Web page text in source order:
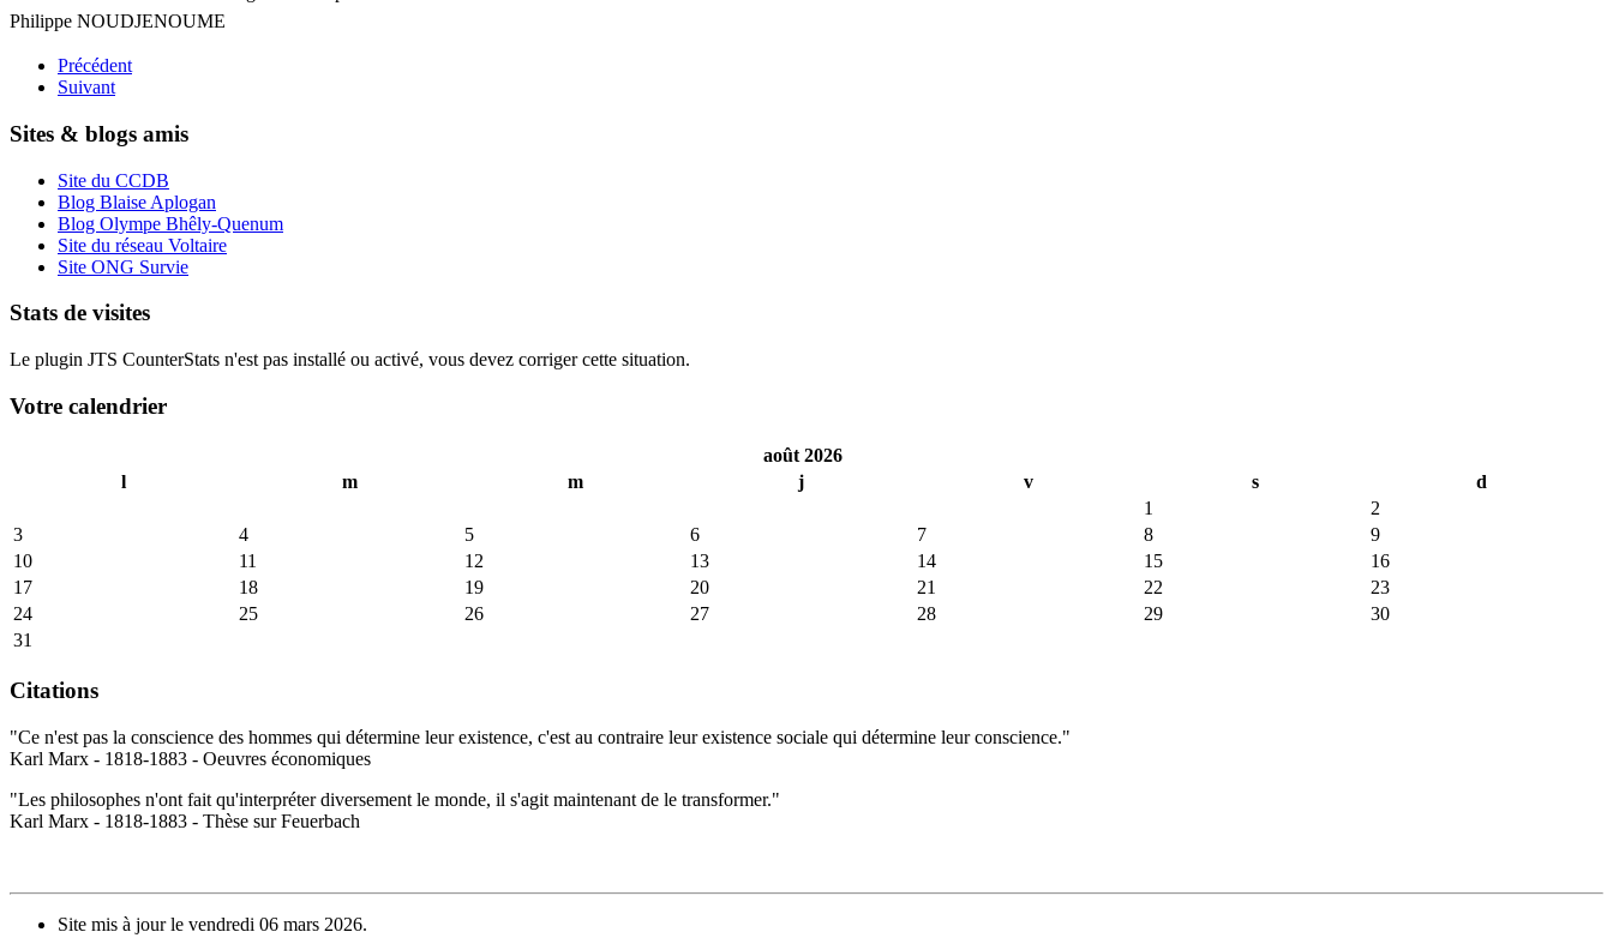
Philippe NOUDJENOUME
Précédent
Suivant
Sites & blogs amis
Site du CCDB
Blog Blaise Aplogan
Blog Olympe Bhêly-Quenum
Site du réseau Voltaire
Site ONG Survie
Stats de visites
Le plugin JTS CounterStats n'est pas installé ou activé, vous devez corriger cette situation.
Votre calendrier
août 2026
l
m m j v s
d
1
2
3
4 5 6 7 8
9
10
11 12 13 14 15
16
17
18 19 20 21 22
23
24
25 26 27 28 29
30
31
Citations
"Ce n'est pas la conscience des hommes qui détermine leur existence, c'est au contraire leur existence sociale qui détermine leur conscience."
Karl Marx - 1818-1883 - Oeuvres économiques
"Les philosophes n'ont fait qu'interpréter diversement le monde, il s'agit maintenant de le transformer."
Karl Marx - 1818-1883 - Thèse sur Feuerbach
Site mis à jour le vendredi 06 mars 2026.